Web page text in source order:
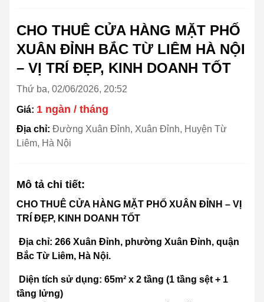
CHO THUÊ CỬA HÀNG MẶT PHỐ
XUÂN ĐỈNH BẮC TỪ LIÊM HÀ NỘI
– VỊ TRÍ ĐẸP, KINH DOANH TỐT
Thứ ba, 02/06/2026, 20:52
Giá: 1 ngàn / tháng
Địa chỉ: Đường Xuân Đỉnh, Xuân Đỉnh, Huyện Từ
Liêm, Hà Nội
Mô tả chi tiết:
CHO THUÊ CỬA HÀNG MẶT PHỐ XUÂN ĐỈNH – VỊ
TRÍ ĐẸP, KINH DOANH TỐT
Địa chỉ: 266 Xuân Đỉnh, phường Xuân Đỉnh, quận
Bắc Từ Liêm, Hà Nội.
Diện tích sử dụng: 65m² x 2 tầng (1 tầng sệt + 1
tầng lửng)